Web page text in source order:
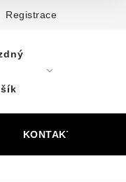
kamenů
Registrace
KONTAKT